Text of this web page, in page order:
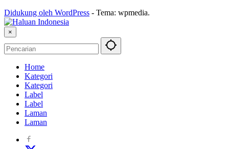
Didukung oleh WordPress - Tema: wpmedia.
×
Home
Kategori
Kategori
Label
Label
Laman
Laman